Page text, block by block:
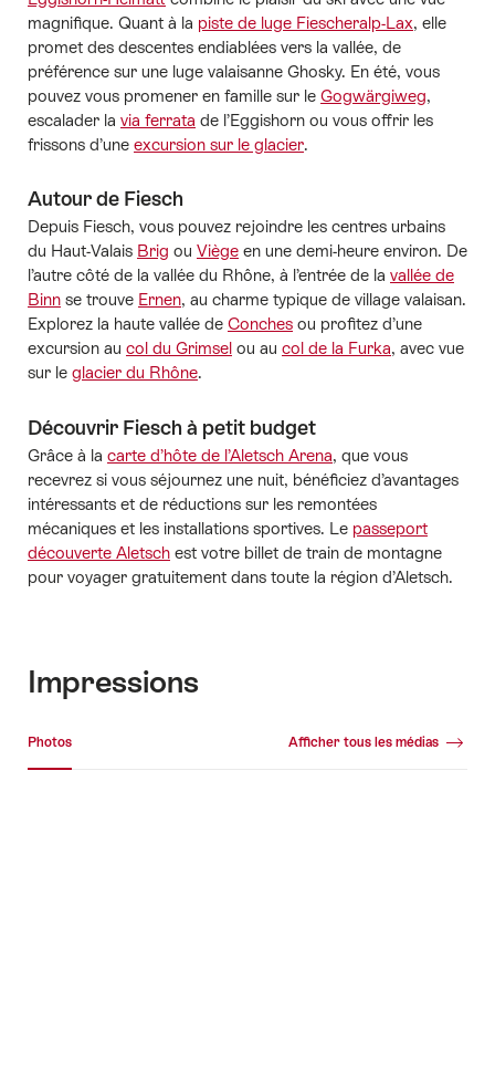
magnifique. Quant à la piste de luge Fiescheralp-Lax, elle
promet des descentes endiablées vers la vallée, de
préférence sur une luge valaisanne Ghosky. En été, vous
pouvez vous promener en famille sur le Gogwärgiweg,
escalader la via ferrata de l’Eggishorn ou vous offrir les
frissons d’une excursion sur le glacier.
Autour de Fiesch
Depuis Fiesch, vous pouvez rejoindre les centres urbains
du Haut-Valais Brig ou Viège en une demi-heure environ. De
l’autre côté de la vallée du Rhône, à l’entrée de la vallée de
Binn se trouve Ernen, au charme typique de village valaisan.
Explorez la haute vallée de Conches ou profitez d’une
excursion au col du Grimsel ou au col de la Furka, avec vue
sur le glacier du Rhône.
Découvrir Fiesch à petit budget
Grâce à la carte d’hôte de l’Aletsch Arena, que vous
recevrez si vous séjournez une nuit, bénéficiez d’avantages
intéressants et de réductions sur les remontées
mécaniques et les installations sportives. Le passeport
découverte Aletsch est votre billet de train de montagne
pour voyager gratuitement dans toute la région d’Aletsch.
Impressions
Photos Afficher tous les médias